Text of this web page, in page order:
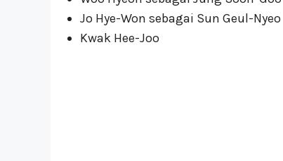
Jo Hye-Won sebagai Sun Geul-Nyeo
Kwak Hee-Joo